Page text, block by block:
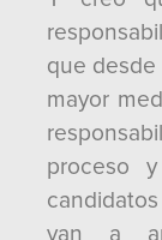
que
mayor
proceso
van a